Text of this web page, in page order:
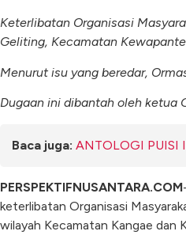
Keterlibatan Organisasi
Geliting, Kecamatan
Menurut isu yang beredar,
Dugaan ini dibantah oleh ketua
Baca juga: ANTOLOGI PUISI
PERSPEKTIFNUSANTARA.COM
keterlibatan Organisasi
wilayah Kecamatan Kangae dan